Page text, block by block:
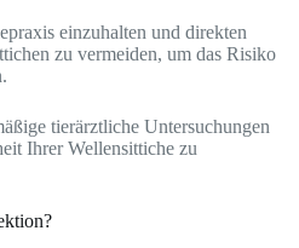
einzuhalten und direkten
zu vermeiden, um das Risiko
tierärztliche Untersuchungen
Ihrer Wellensittiche zu